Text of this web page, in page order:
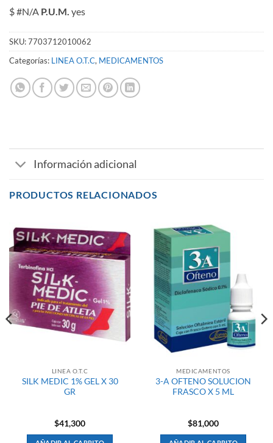
$ #N/A P.U.M. yes
SKU:7703712010062
Categorías: LINEA O.T.C, MEDICAMENTOS
Información adicional
PRODUCTOS RELACIONADOS
LINEA O.T.C
SILK MEDIC 1% GEL X 30
GR
$41,300
MEDICAMENTOS
3-A OFTENO SOLUCION
FRASCO X 5 ML
$81,000